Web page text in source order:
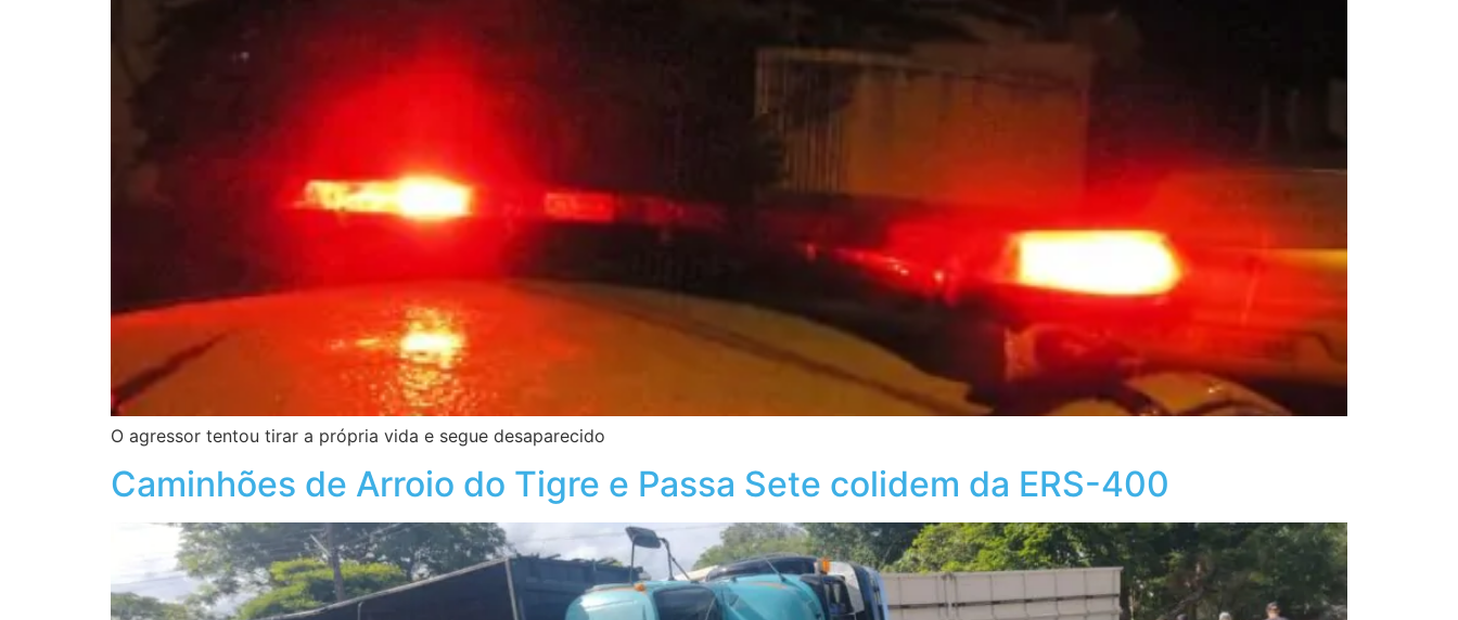
O agressor tentou tirar a própria vida e segue desaparecido
Caminhões de Arroio do Tigre e Passa Sete colidem da ERS-400